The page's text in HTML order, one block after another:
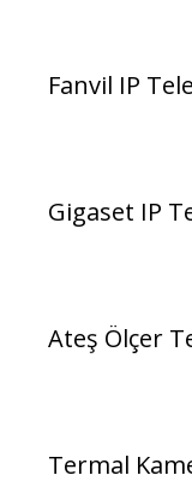
Fanvil IP
Gigaset IP
Ateş Ölçer
Termal